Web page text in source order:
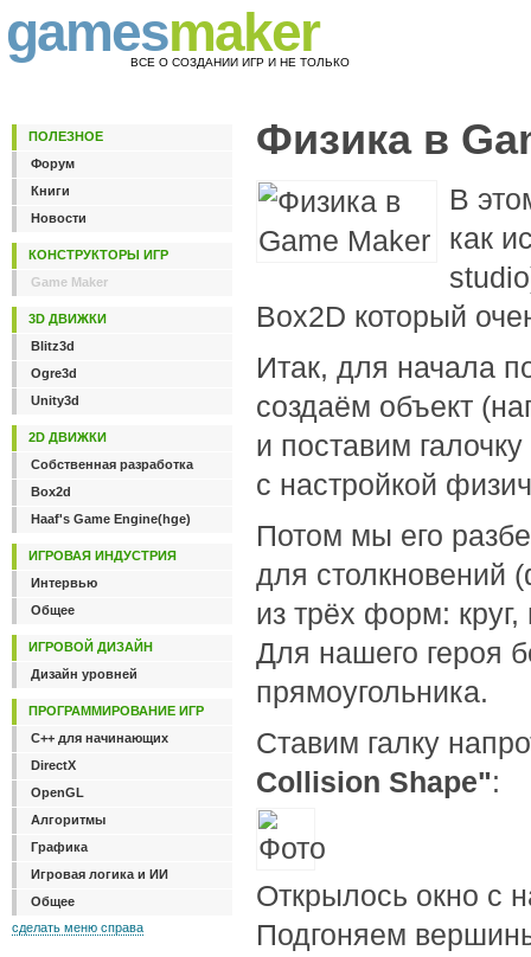
gamesmaker
ВСЕ О СОЗДАНИИ ИГР И НЕ ТОЛЬКО
Физика в
В
как
Box2D который
Итак, для начала
создаём объект
и поставим галочку
с настройкой
Потом мы его
для столкновений
из трёх форм:
Для нашего героя
прямоугольника.
Ставим галку
Collision Shape":
Открылось окно с
Подгоняем
ПОЛЕЗНОЕ
Форум
Книги
Новости
КОНСТРУКТОРЫ ИГР
Game Maker
3D ДВИЖКИ
Blitz3d
Ogre3d
Unity3d
2D ДВИЖКИ
Собственная разработка
Box2d
Haaf's Game Engine(hge)
ИГРОВАЯ ИНДУСТРИЯ
Интервью
Общее
ИГРОВОЙ ДИЗАЙН
Дизайн уровней
ПРОГРАММИРОВАНИЕ ИГР
C++ для начинающих
DirectX
OpenGL
Алгоритмы
Графика
Игровая логика и ИИ
Общее
сделать меню справа